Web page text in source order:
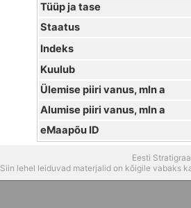
Tüüp ja tase
Staatus
Indeks
Kuulub
Ülemise piiri vanus, mln a
Alumise piiri vanus, mln a
eMaapõu ID
Eesti
Siin lehel leiduvad materjalid on kõigile vabaks